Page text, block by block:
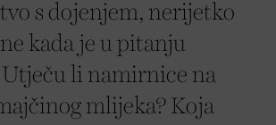
s dojenjem, nerijetko
kada je u pitanju
li namirnice na
mlijeka? Koja